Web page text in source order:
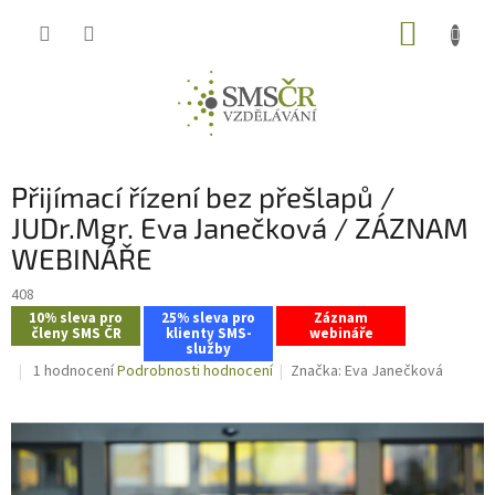
Přijímací řízení bez přešlapů /
JUDr.Mgr. Eva Janečková / ZÁZNAM
WEBINÁŘE
408
10% sleva pro
členy SMS ČR
25% sleva pro
klienty SMS-
služby
Záznam
webináře
Průměrné
5,0
z
1 hodnoceníPodrobnosti hodnocení Značka:Eva Janečková